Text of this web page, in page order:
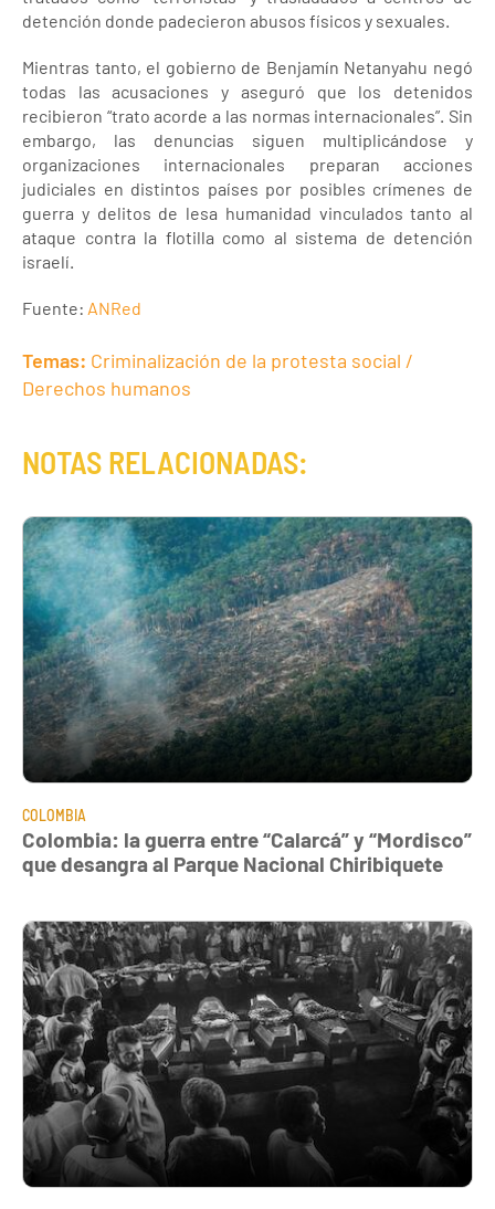
detención donde padecieron abusos físicos y sexuales.
Mientras tanto, el gobierno de Benjamín Netanyahu negó
todas las acusaciones y aseguró que los detenidos
recibieron “trato acorde a las normas internacionales”. Sin
embargo, las denuncias siguen multiplicándose y
organizaciones internacionales preparan acciones
judiciales en distintos países por posibles crímenes de
guerra y delitos de lesa humanidad vinculados tanto al
ataque contra la flotilla como al sistema de detención
israelí.
Fuente: ANRed
Temas: Criminalización de la protesta social /
Derechos humanos
NOTAS RELACIONADAS:
COLOMBIA
Colombia: la guerra entre “Calarcá” y “Mordisco”
que desangra al Parque Nacional Chiribiquete